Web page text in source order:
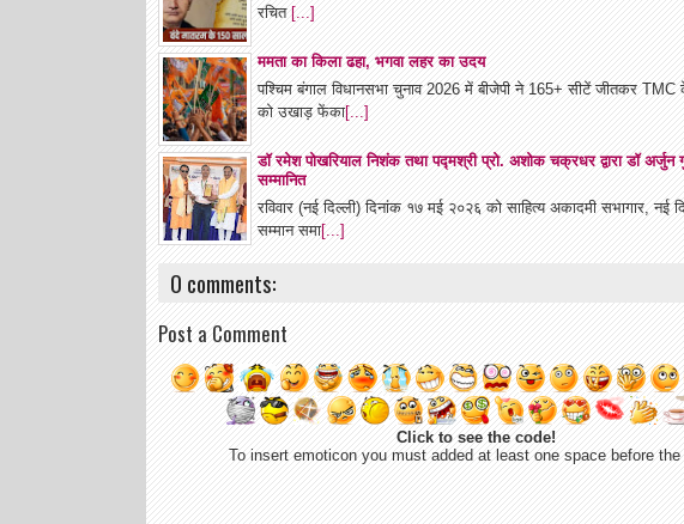
रचित[...]
ममता का किला ढहा, भगवा लहर का उदय
पश्चिम बंगाल विधानसभा चुनाव 2026 में बीजेपी ने 165+ सीटें जीतकर TMC
को उखाड़ फेंका[...]
डॉ रमेश पोखरियाल निशंक तथा पद्मश्री प्रो. अशोक चक्रधर द्वारा डॉ अर्जुन
सम्मानित
रविवार (नई दिल्ली) दिनांक १७ मई २०२६ को साहित्य अकादमी सभागार, नई
सम्मान समा[...]
0 comments:
Post a Comment
Click to see the code!
To insert emoticon you must added at least one space before the